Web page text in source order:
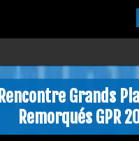
Rencontre Grands
Remorqués GPR